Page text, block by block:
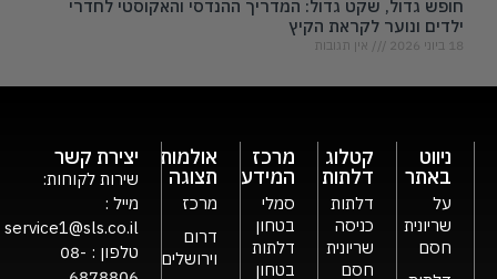
חופש גדול, שקט גדול: המדריך ההנדסי והאקוסטי לחדרי
ילדים ונוער לקראת הקיץ
18 ביוני 2026 אין תגובות
ניווט
באתר
על
שריונית
חסם
קטלוג
דלתות
דלתות
כניסה
שריונית
חסם
מרכז
המידע
סמלי
בטחון
דלתות
בטחון
אולמות
תצוגה
מרכז
דרום
וירושלים
יצירת קשר
שירות לקוחות:
מייל :
service1@sls.co.il
טלפון : 08-